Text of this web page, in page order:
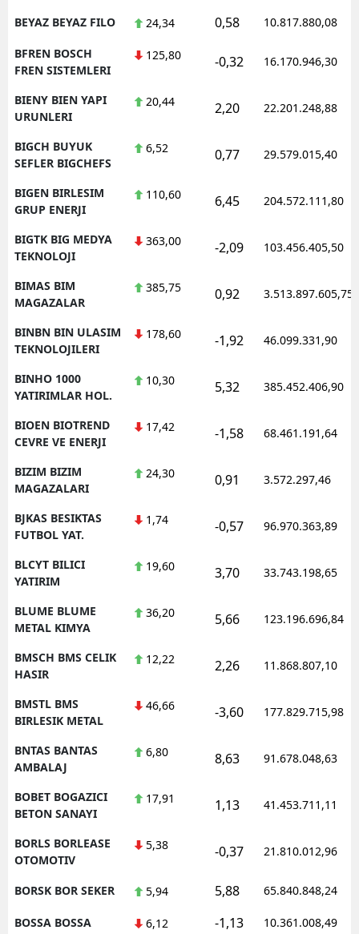
BEYAZ BEYAZ FILO 24,34 0,58 10.817.880,08
BFREN BOSCH
FREN SISTEMLERI
125,80 -0,32 16.170.946,30
BIENY BIEN YAPI
URUNLERI
20,44 2,20 22.201.248,88
BIGCH BUYUK
SEFLER BIGCHEFS
6,52 0,77 29.579.015,40
BIGEN BIRLESIM
GRUP ENERJI
110,60 6,45 204.572.111,80
BIGTK BIG MEDYA
TEKNOLOJI
363,00 -2,09 103.456.405,50
BIMAS BIM
MAGAZALAR
385,75 0,92 3.513.897.605,75
BINBN BIN ULASIM
TEKNOLOJILERI
178,60 -1,92 46.099.331,90
BINHO 1000
YATIRIMLAR HOL.
10,30 5,32 385.452.406,90
BIOEN BIOTREND
CEVRE VE ENERJI
17,42 -1,58 68.461.191,64
BIZIM BIZIM
MAGAZALARI
24,30 0,91 3.572.297,46
BJKAS BESIKTAS
FUTBOL YAT.
1,74 -0,57 96.970.363,89
BLCYT BILICI
YATIRIM
19,60 3,70 33.743.198,65
BLUME BLUME
METAL KIMYA
36,20 5,66 123.196.696,84
BMSCH BMS CELIK
HASIR
12,22 2,26 11.868.807,10
BMSTL BMS
BIRLESIK METAL
46,66 -3,60 177.829.715,98
BNTAS BANTAS
AMBALAJ
6,80 8,63 91.678.048,63
BOBET BOGAZICI
BETON SANAYI
17,91 1,13 41.453.711,11
BORLS BORLEASE
OTOMOTIV
5,38 -0,37 21.810.012,96
BORSK BOR SEKER 5,94 5,88 65.840.848,24
BOSSA BOSSA 6,12 -1,13 10.361.008,49